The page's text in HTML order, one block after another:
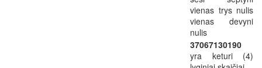
vienas trys nulis
vienas devyni
nulis
37067130190
yra keturi (4)